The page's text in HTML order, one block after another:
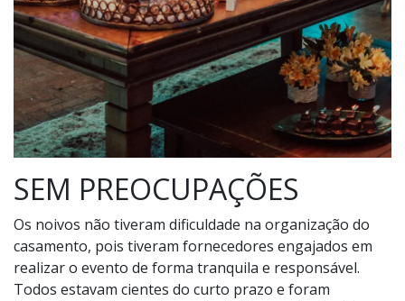
SEM PREOCUPAÇÕES
Os noivos não tiveram dificuldade na organização do
casamento, pois tiveram fornecedores engajados em
realizar o evento de forma tranquila e responsável.
Todos estavam cientes do curto prazo e foram